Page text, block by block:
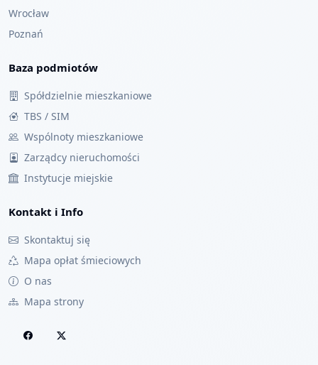
Wrocław
Poznań
Baza podmiotów
Spółdzielnie mieszkaniowe
TBS / SIM
Wspólnoty mieszkaniowe
Zarządcy nieruchomości
Instytucje miejskie
Kontakt i Info
Skontaktuj się
Mapa opłat śmieciowych
O nas
Mapa strony